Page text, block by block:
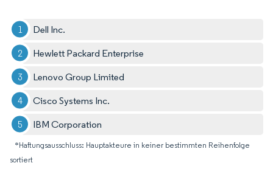
Dell Inc.
Hewlett Packard Enterprise
Lenovo Group Limited
Cisco Systems Inc.
IBM Corporation
*Haftungsausschluss: Hauptakteure in keiner bestimmten Reihenfolge
sortiert